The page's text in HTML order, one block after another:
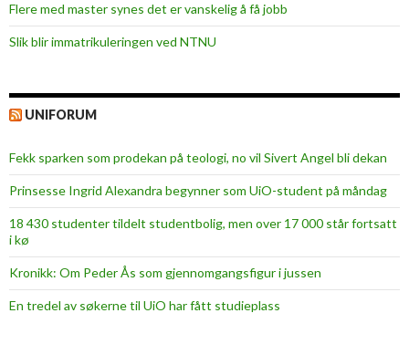
Flere med master synes det er vanskelig å få jobb
Slik blir immatrikuleringen ved NTNU
UNIFORUM
Fekk sparken som prodekan på teologi, no vil Sivert Angel bli dekan
Prinsesse Ingrid Alexandra begynner som UiO-student på måndag
18 430 studenter tildelt studentbolig, men over 17 000 står fortsatt
i kø
Kronikk: Om Peder Ås som gjennomgangsfigur i jussen
En tredel av søkerne til UiO har fått studieplass